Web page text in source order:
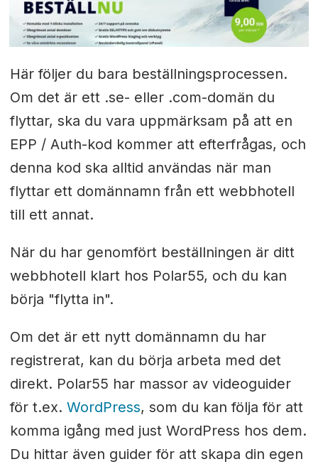
Här följer du bara beställningsprocessen.
Om det är ett .se- eller .com-domän du
flyttar, ska du vara uppmärksam på att en
EPP / Auth-kod kommer att efterfrågas, och
denna kod ska alltid användas när man
flyttar ett domännamn från ett webbhotell
till ett annat.
När du har genomfört beställningen är ditt
webbhotell klart hos Polar55, och du kan
börja "flytta in".
Om det är ett nytt domännamn du har
registrerat, kan du börja arbeta med det
direkt. Polar55 har massor av videoguider
för t.ex. WordPress, som du kan följa för att
komma igång med just WordPress hos dem.
Du hittar även guider för att skapa din egen